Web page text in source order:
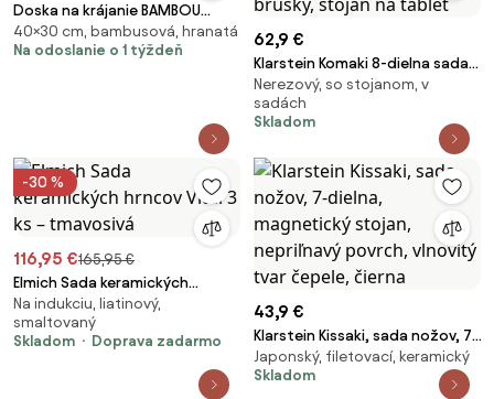
Doska na krájanie BAMBOU
774645
40×30 cm, bambusová, hranatá
Na odoslanie o 1 týždeň
62,9 €
Klarstein Komaki 8-dielna sada
nožov: 5 nožov, 3 dosky na
krájanie, brúsky, stojan na
tablet
Nerezový, so stojanom, v
sadách
Skladom
-30 %
116,95 €165,95 €
Elmich Sada keramických
hrncov Vital 3 ks – tmavosivá
Na indukciu, liatinový,
smaltovaný
Skladom
Doprava zadarmo
43,9 €
Klarstein Kissaki, sada nožov, 7-
dielna, magnetický stojan,
nepriľnavý povrch, vlnovitý tvar
Japonský, filetovací, keramický
Skladom